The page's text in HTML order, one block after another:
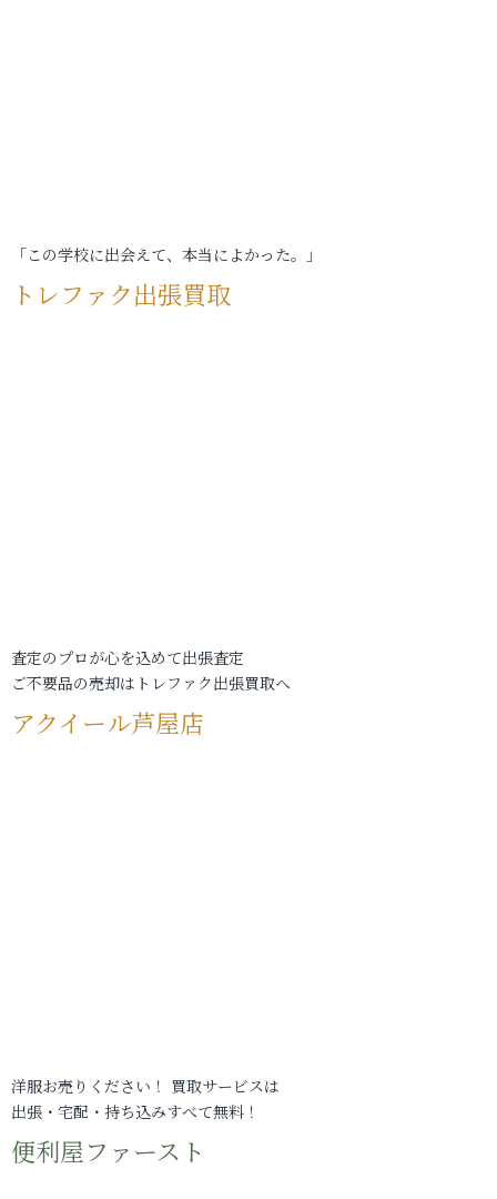
「この学校に出会えて、本当によかった。」
トレファク出張買取
査定のプロが心を込めて出張査定
ご不要品の売却はトレファク出張買取へ
アクイール芦屋店
洋服お売りください！ 買取サービスは
出張・宅配・持ち込みすべて無料！
便利屋ファースト